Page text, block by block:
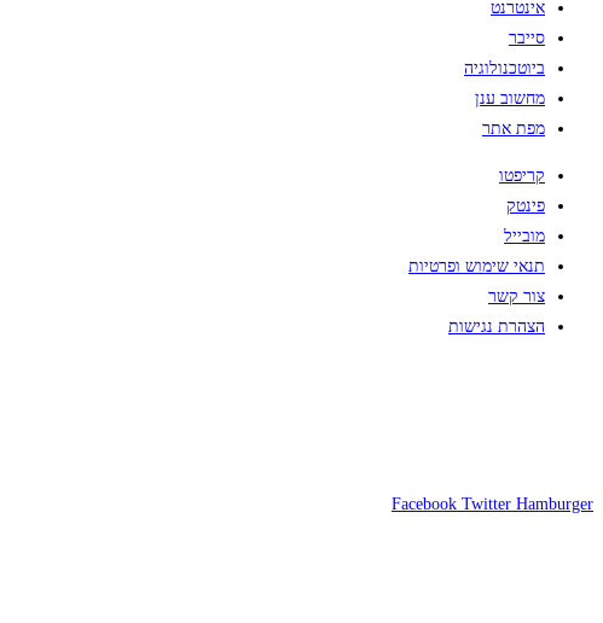
אינטרנט
סייבר
ביוטכנולוגיה
מחשוב ענן
מפת אתר
קריפטו
פינטק
מובייל
תנאי שימוש ופרטיות
צור קשר
הצהרת נגישות
Facebook Twitter Hamburger